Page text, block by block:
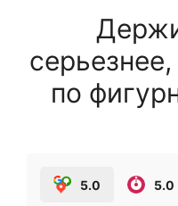
по
5.0 5.0